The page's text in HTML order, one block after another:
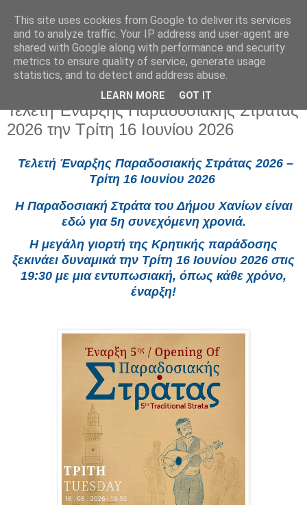
Κυριακή 14 Ιουνίου 2026
Τελετή Έναρξης Παραδοσιακής Στράτας
2026 την Τρίτη 16 Ιουνίου 2026
Τελετή Έναρξης Παραδοσιακής Στράτας 2026 –
Τρίτη 16 Ιουνίου 2026
Η Παραδοσιακή Στράτα του Δήμου Χανίων είναι
εδώ για 5η συνεχόμενη χρονιά.
Η μεγάλη γιορτή της Κρητικής παράδοσης
ξεκινάει δυναμικά την Τρίτη 16 Ιουνίου 2026 στις
19:30 με μια εντυπωσιακή, όπως κάθε χρόνο,
έναρξη!
This site uses cookies from Google to deliver its services
and to analyze traffic. Your IP address and user-agent are
shared with Google along with performance and security
metrics to ensure quality of service, generate usage
statistics, and to detect and address abuse.
LEARN MORE GOT IT